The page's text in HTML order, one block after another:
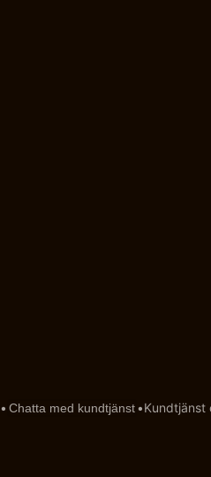
• Chatta med kundtjänst•Kundtjänst